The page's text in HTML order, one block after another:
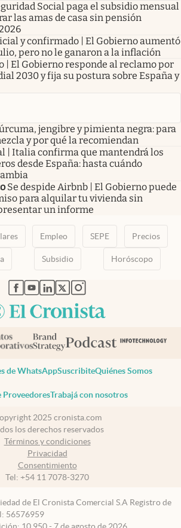
Social paga el subsidio mensual
las amas de casa sin pensión
y confirmado | El Gobierno aumentó
pero no le ganaron a la inflación
| El Gobierno responde al reclamo por
2030 y fija su postura sobre España y
jengibre y pimienta negra: para
y por qué la recomiendan
| Italia confirma que mantendrá los
desde España: hasta cuándo
Se despide Airbnb | El Gobierno puede
para alquilar tu vivienda sin
un informe
Empleo SEPE Precios
Subsidio Horóscopo
abre en nueva pestaña
abre en nueva pestaña
abre en nueva pestaña
abre en nueva pestaña
abre en nueva pestaña
de WhatsAppSuscribiteQuiénes Somos
ProveedoresTrabajá con nosotros
2025 cronista.com
los derechos reservados
Términos y condiciones
Privacidad
Consentimiento
Tel: +54 11 7078-3270
de El Cronista Comercial S.A Registro de
56576959